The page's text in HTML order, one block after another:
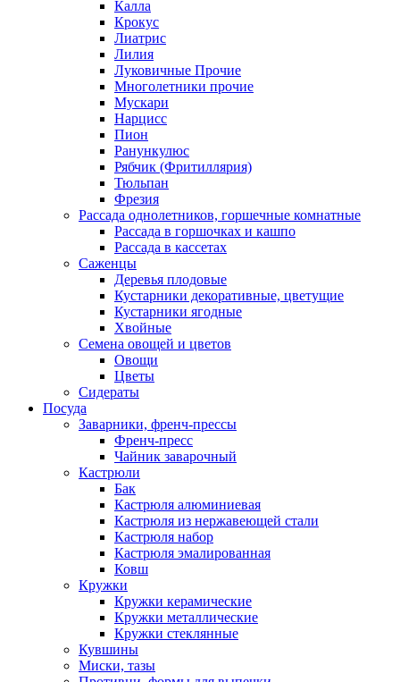
Калла
Крокус
Лиатрис
Лилия
Луковичные Прочие
Многолетники прочие
Мускари
Нарцисс
Пион
Ранункулюс
Рябчик (Фритиллярия)
Тюльпан
Фрезия
Рассада однолетников, горшечные комнатные
Рассада в горшочках и кашпо
Рассада в кассетах
Саженцы
Деревья плодовые
Кустарники декоративные, цветущие
Кустарники ягодные
Хвойные
Семена овощей и цветов
Овощи
Цветы
Сидераты
Посуда
Заварники, френч-прессы
Френч-пресс
Чайник заварочный
Кастрюли
Бак
Кастрюля алюминиевая
Кастрюля из нержавеющей стали
Кастрюля набор
Кастрюля эмалированная
Ковш
Кружки
Кружки керамические
Кружки металлические
Кружки стеклянные
Кувшины
Миски, тазы